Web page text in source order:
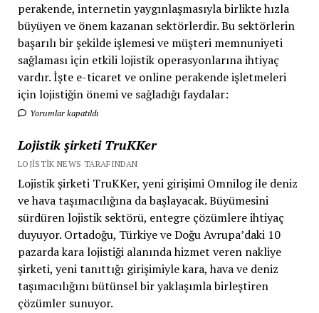
perakende, internetin yaygınlaşmasıyla birlikte hızla
büyüyen ve önem kazanan sektörlerdir. Bu sektörlerin
başarılı bir şekilde işlemesi ve müşteri memnuniyeti
sağlaması için etkili lojistik operasyonlarına ihtiyaç
vardır. İşte e-ticaret ve online perakende işletmeleri
için lojistiğin önemi ve sağladığı faydalar:
Yorumlar kapatıldı
Lojistik şirketi TruKKer
LOJISTIK NEWS TARAFINDAN
Lojistik şirketi TruKKer, yeni girişimi Omnilog ile deniz
ve hava taşımacılığına da başlayacak. Büyümesini
sürdüren lojistik sektörü, entegre çözümlere ihtiyaç
duyuyor. Ortadoğu, Türkiye ve Doğu Avrupa’daki 10
pazarda kara lojistiği alanında hizmet veren nakliye
şirketi, yeni tanıttığı girişimiyle kara, hava ve deniz
taşımacılığını bütünsel bir yaklaşımla birleştiren
çözümler sunuyor.